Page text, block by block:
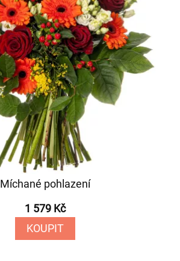
Míchané pohlazení
1 579 Kč
KOUPIT